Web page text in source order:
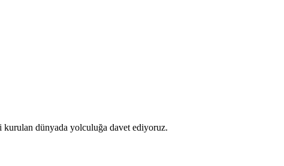
dünyada yolculuğa davet ediyoruz.